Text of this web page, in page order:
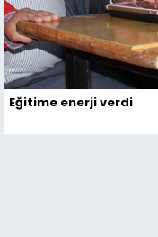
Eğitime enerji verdi